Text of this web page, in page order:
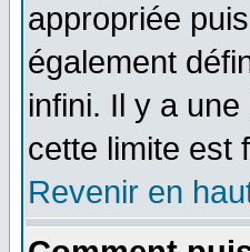
appropriée
également
infini. Il y a
cette limite est
Revenir en